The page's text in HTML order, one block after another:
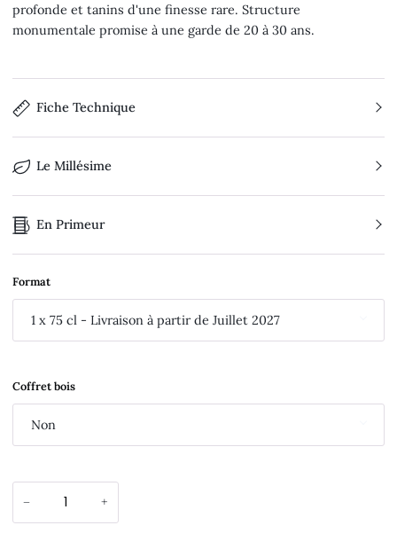
profonde et tanins d'une finesse rare. Structure
monumentale promise à une garde de 20 à 30 ans.
Fiche Technique
Le Millésime
En Primeur
Format
1 x 75 cl - Livraison à partir de Juillet 2027
Coffret bois
Non
− +